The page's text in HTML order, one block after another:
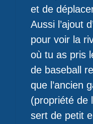
et de
Aussi l’ajout
pour voir la
où tu as pris
de baseball
que l’ancien
(propriété de
sert de petit